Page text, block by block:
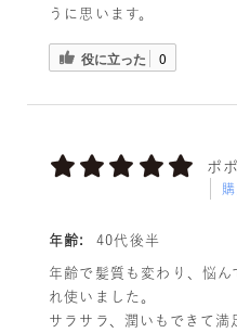
うに思います。
役に立った 0
ポ
年齢: 40代後半
年齢で髪質も変わり、悩
れ使いました。
サラサラ、潤いもできて満